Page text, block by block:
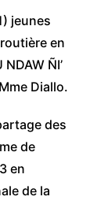
jeunes
en
ÑI’
Diallo.
des
de
en
de la